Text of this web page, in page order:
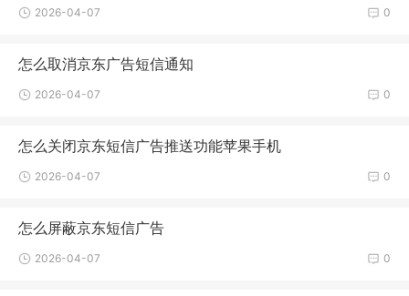
0
2026-04-07
怎么取消京东广告短信通知
0
2026-04-07
怎么关闭京东短信广告推送功能苹果手机
0
2026-04-07
怎么屏蔽京东短信广告
0
2026-04-07